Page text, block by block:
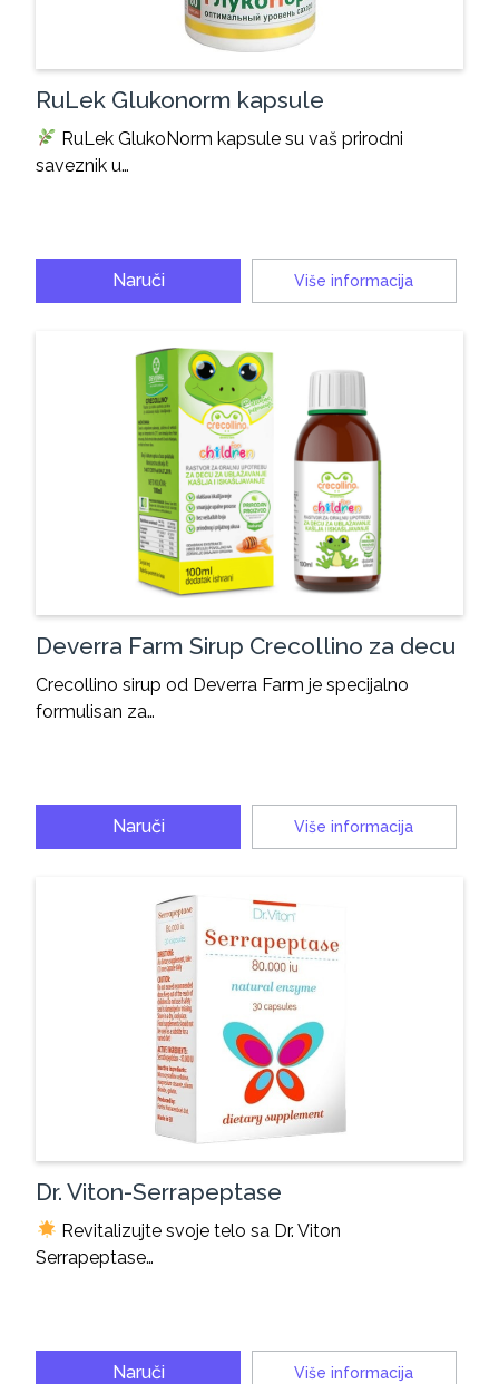
RuLek Glukonorm kapsule
RuLek GlukoNorm kapsule su vaš prirodni
saveznik u…
Naruči Više informacija
Deverra Farm Sirup Crecollino za decu
Crecollino sirup od Deverra Farm je specijalno
formulisan za…
Naruči Više informacija
Dr. Viton-Serrapeptase
Revitalizujte svoje telo sa Dr. Viton
Serrapeptase…
Naruči Više informacija